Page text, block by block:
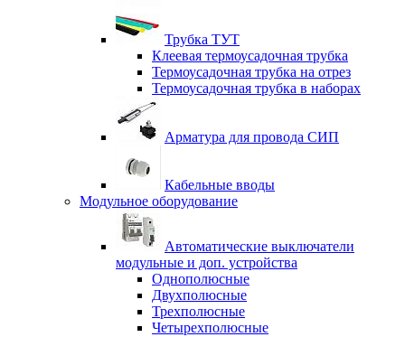
Трубка ТУТ
Клеевая термоусадочная трубка
Термоусадочная трубка на отрез
Термоусадочная трубка в наборах
Арматура для провода СИП
Кабельные вводы
Модульное оборудование
Автоматические выключатели
модульные и доп. устройства
Однополюсные
Двухполюсные
Трехполюсные
Четырехполюсные